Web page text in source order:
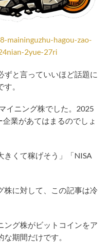
maininguzhu-hagou-zao-
2yue-27ri
ずと言っていいほど話題に
。
イニング株でした。2025
業があてはまるのでしょ
きくて稼げそう」「NISA
株に対して、この記事は冷
ング株がビットコインをア
期間だけです。